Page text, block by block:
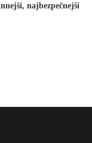
najbezpečnejší